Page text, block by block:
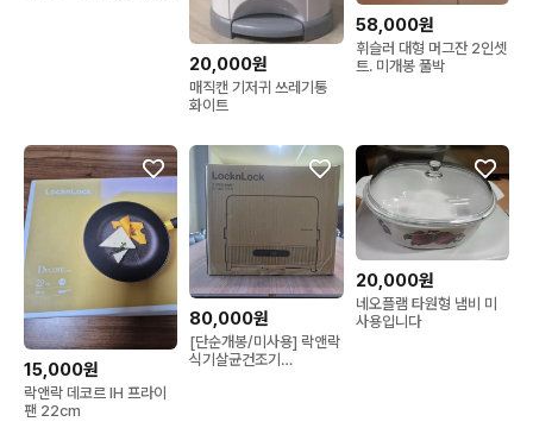
20,000원
매직캔 기저귀 쓰레기통
화이트
58,000원
휘슬러 대형 머그잔 2인셋
트. 미개봉 풀박
15,000원
락앤락 데코르 IH 프라이
팬 22cm
80,000원
[단순개봉/미사용] 락앤락
식기살균건조기
20,000원
네오플램 타원형 냄비 미
사용입니다